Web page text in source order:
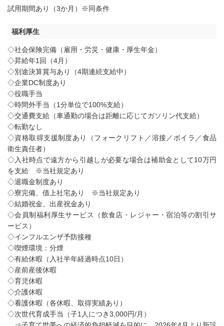
試用期間あり（3か月）※同条件
福利厚生
◇社会保険完備（雇用・労災・健康・厚生年金）
◇昇給年1回（4月）
◇別途決算賞与あり（4期連続支給中）
◇企業DC制度あり
◇役職手当
◇時間外手当（1分単位で100%支給）
◇交通費支給（車通勤の場合は距離に応じてガソリン代支給）
◇転勤なし
◇資格取得支援制度あり（フォークリフト／溶接／ボイラ／食品
衛生責任者）
◇入社時点で遠方から引越しが必要な場合は補助金として10万円
を支給 ※当社規定あり
◇退職金制度あり
◇寮完備、借上社宅あり ※当社規定あり
◇結婚祝金、出産祝金あり
◇会員制福利厚生サービス（飲食店・レジャー・宿泊等の割引サ
ービス）
◇インフルエンザ予防接種
◇喫煙環境：分煙
◇有給休暇（入社半年経過時点10日）
◇産前産後休暇
◇育児休暇
◇介護休暇
◇看護休暇（各休暇、取得実績あり）
◇次世代育成手当（子1人につき3,000円/月）